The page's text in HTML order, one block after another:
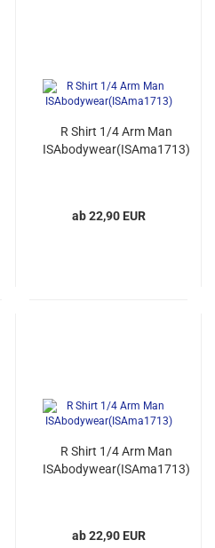
R Shirt 1/4 Arm Man
ISAbodywear(ISAma1713)
ab 22,90 EUR
R Shirt 1/4 Arm Man
ISAbodywear(ISAma1713)
ab 22,90 EUR